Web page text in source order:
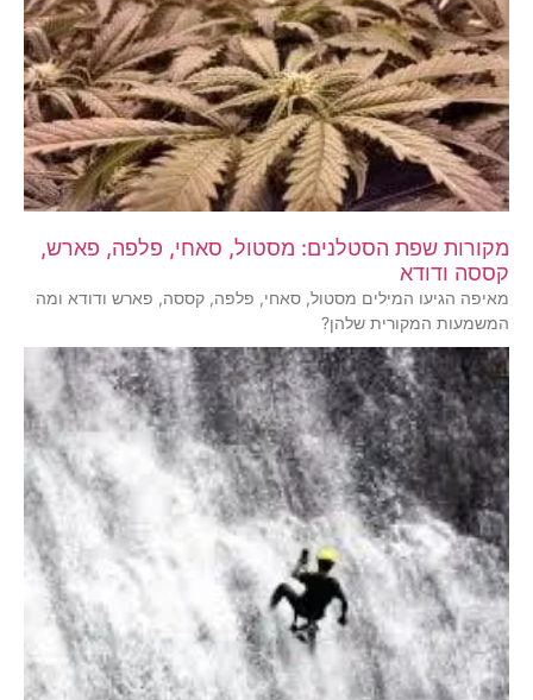
מקורות שפת הסטלנים: מסטול, סאחי, פלפה, פארש,
קססה ודודא
מאיפה הגיעו המילים מסטול, סאחי, פלפה, קססה, פארש ודודא ומה
המשמעות המקורית שלהן?